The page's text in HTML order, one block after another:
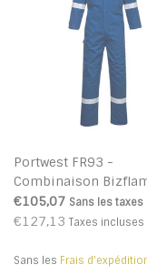
Portwest FR93 -
Combinaison
- Royal - R
€105,07 Sans les taxes
€127,13 Taxes incluses
Sans les Frais